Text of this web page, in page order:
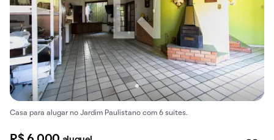
Casa para alugar no Jardim Paulistano com 6 suítes.